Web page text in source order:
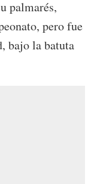
palmarés,
pero fue
bajo la batuta